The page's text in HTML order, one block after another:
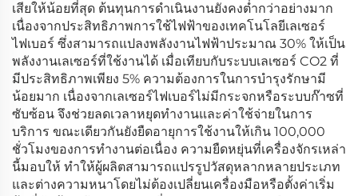
เสียให้น้อยที่สุด ต้นทุนการดำเนินงานยังคงต่ำกว่าอย่างมาก
เนื่องจากประสิทธิภาพการใช้ไฟฟ้าของเทคโนโลยีเลเซอร์
ไฟเบอร์ ซึ่งสามารถแปลงพลังงานไฟฟ้าประมาณ 30% ให้เป็น
พลังงานเลเซอร์ที่ใช้งานได้ เมื่อเทียบกับระบบเลเซอร์ CO2 ที่
มีประสิทธิภาพเพียง 5% ความต้องการในการบำรุงรักษามี
น้อยมาก เนื่องจากเลเซอร์ไฟเบอร์ไม่มีกระจกหรือระบบก๊าซที่
ซับซ้อน จึงช่วยลดเวลาหยุดทำงานและค่าใช้จ่ายในการ
บริการ ขณะเดียวกันยังยืดอายุการใช้งานให้เกิน 100,000
ชั่วโมงของการทำงานต่อเนื่อง ความยืดหยุ่นที่เครื่องจักรเหล่า
นี้มอบให้ ทำให้ผู้ผลิตสามารถแปรรูปวัสดุหลากหลายประเภท
และต่างความหนาโดยไม่ต้องเปลี่ยนเครื่องมือหรือตั้งค่าเริ่ม